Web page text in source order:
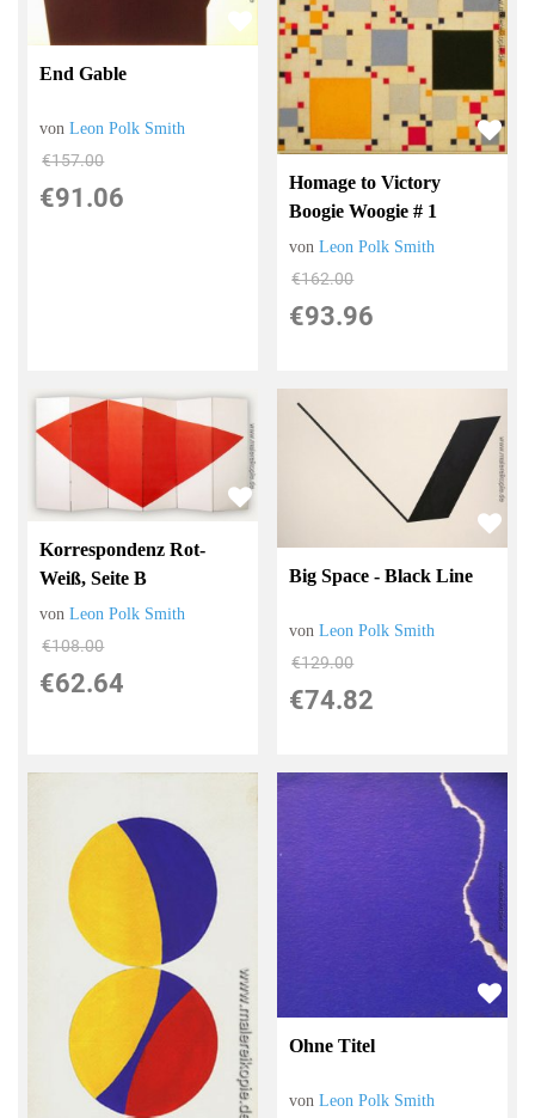
End Gable
vonLeon Polk Smith
€157.00
€91.06
Homage to Victory
Boogie Woogie # 1
vonLeon Polk Smith
€162.00
€93.96
Korrespondenz Rot-
Weiß, Seite B
vonLeon Polk Smith
€108.00
€62.64
Big Space - Black Line
vonLeon Polk Smith
€129.00
€74.82
Ohne Titel
vonLeon Polk Smith